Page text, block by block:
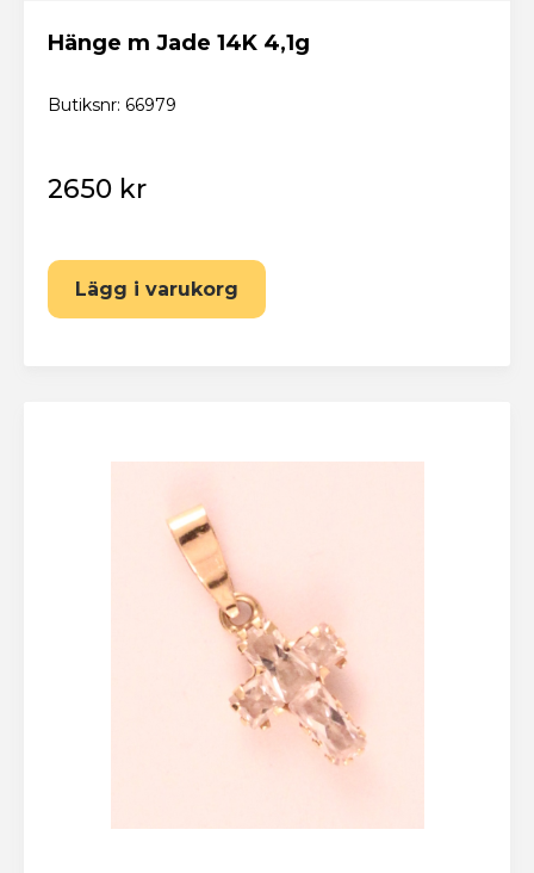
Hänge m Jade 14K 4,1g
Butiksnr: 66979
2650 kr
Lägg i varukorg